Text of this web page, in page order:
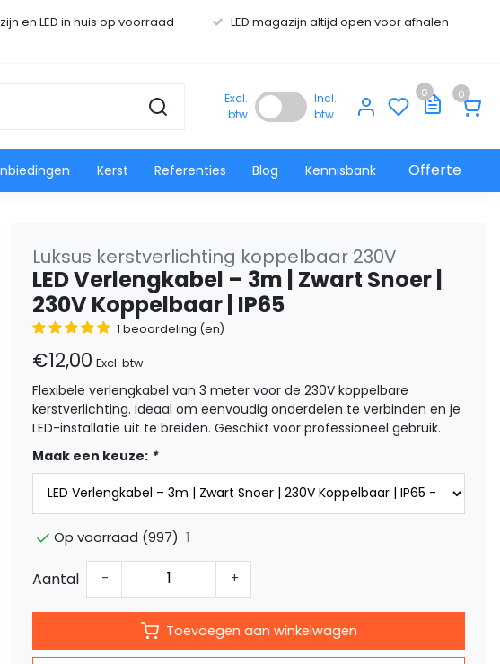
en LED in huis op voorraad LED magazijn altijd open voor afhalen
Excl.
btw
Incl.
btw
0 0
Kerst Referenties Blog Kennisbank Offerte
Luksus kerstverlichting koppelbaar 230V
LED Verlengkabel – 3m | Zwart Snoer |
230V Koppelbaar | IP65
1 beoordeling (en)
€12,00 Excl. btw
Flexibele verlengkabel van 3 meter voor de 230V koppelbare
kerstverlichting. Ideaal om eenvoudig onderdelen te verbinden en je
LED-installatie uit te breiden. Geschikt voor professioneel gebruik.
Maak een keuze: *
Op voorraad (997) 1
Aantal - +
Toevoegen aan winkelwagen